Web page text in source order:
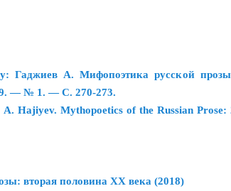
Гаджиев А. Мифопоэтика русской
— № 1. — С. 270-273.
Hajiyev. Mythopoetics of the Russian
вторая половина ХХ века (2018)